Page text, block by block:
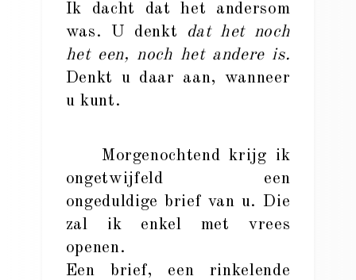
Ik dacht dat het andersom
was. U denkt
dat het noch
het een, noch het andere is.
Denkt u daar aan, wanneer
u kunt.
Morgenochtend krijg ik
ongetwijfeld een
ongeduldige brief van u. Die
zal ik enkel met vrees
openen.
Een brief, een rinkelende